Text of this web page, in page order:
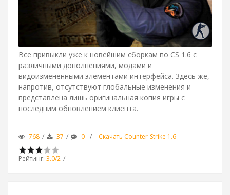
Все привыкли уже к новейшим сборкам по CS 1.6 с
различными дополнениями, модами и
видоизмененными элементами интерфейса. Здесь же,
напротив, отсутствуют глобальные изменения и
представлена лишь оригинальная копия игры с
последним обновлением клиента.
768 37 0 Скачать Counter-Strike 1.6
Рейтинг: 3.0/2